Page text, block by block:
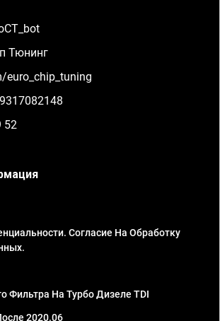
Тюнинг
52
Согласие На Обработку
Фильтра На Турбо Дизеле TDI
2020.06